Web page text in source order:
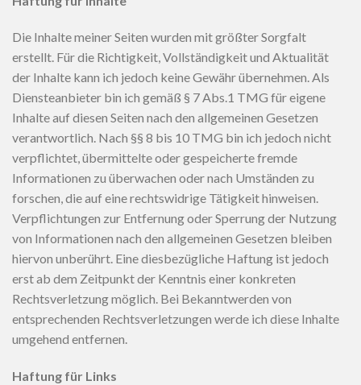
Die Inhalte meiner Seiten wurden mit größter Sorgfalt
erstellt. Für die Richtigkeit, Vollständigkeit und Aktualität
der Inhalte kann ich jedoch keine Gewähr übernehmen. Als
Diensteanbieter bin ich gemäß § 7 Abs.1 TMG für eigene
Inhalte auf diesen Seiten nach den allgemeinen Gesetzen
verantwortlich. Nach §§ 8 bis 10 TMG bin ich jedoch nicht
verpflichtet, übermittelte oder gespeicherte fremde
Informationen zu überwachen oder nach Umständen zu
forschen, die auf eine rechtswidrige Tätigkeit hinweisen.
Verpflichtungen zur Entfernung oder Sperrung der Nutzung
von Informationen nach den allgemeinen Gesetzen bleiben
hiervon unberührt. Eine diesbezügliche Haftung ist jedoch
erst ab dem Zeitpunkt der Kenntnis einer konkreten
Rechtsverletzung möglich. Bei Bekanntwerden von
entsprechenden Rechtsverletzungen werde ich diese Inhalte
umgehend entfernen.
Haftung für Links